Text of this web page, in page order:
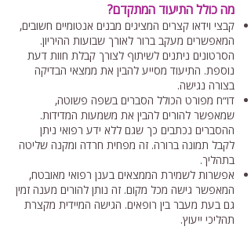
מה כולל התיעוד המתקדם?
קבצי וידאו קצרים המציגים מבנים אנטומיים חשובים,
המאפשרים מעקב ברור לאורך שבועות ההיריון.
הסרטונים ניתנים לשיתוף לצורך קבלת חוות דעת
נוספת. התיעוד מסייע להבין את ממצאי הבדיקה
בצורה נגישה.
דו״ח מפורט הכולל הסברים בשפה פשוטה,
שמאפשר להורים להבין את משמעות המדידות.
ההסברים נכתבים כך שגם ללא ידע רפואי ניתן
לקבל תמונה ברורה. זה מפחית חרדה ומקנה שליטה
בתהליך.
אפשרות לשמירת הממצאים בענן רפואי מאובטח,
המאפשר גישה מכל מקום. זה נותן להורים מענה זמין
גם בעת מעבר בין רופאים. הגישה המיידית מקצרת
תהליכי ייעוץ.